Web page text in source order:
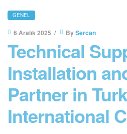
GENEL
6 Aralık 2025 BySercan
Technical
Installation
Partner in
International